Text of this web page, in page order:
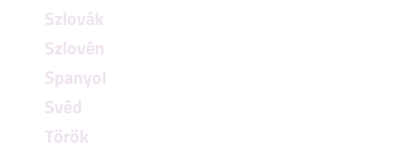
Szlovák
Szlovén
Spanyol
Svéd
Török